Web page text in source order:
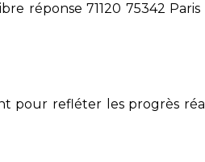
réponse 71120 75342 Paris
pour refléter les progrès